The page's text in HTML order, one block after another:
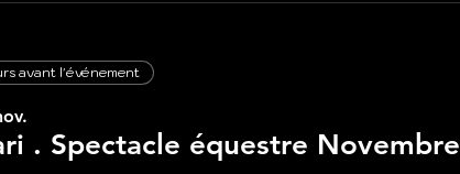
avant l'événement
. Spectacle équestre Novembre